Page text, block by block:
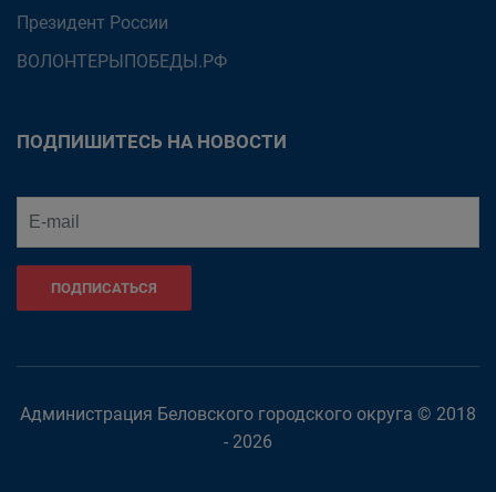
Президент России
ВОЛОНТЕРЫПОБЕДЫ.РФ
ПОДПИШИТЕСЬ НА НОВОСТИ
ПОДПИСАТЬСЯ
Администрация Беловского городского округа © 2018
- 2026